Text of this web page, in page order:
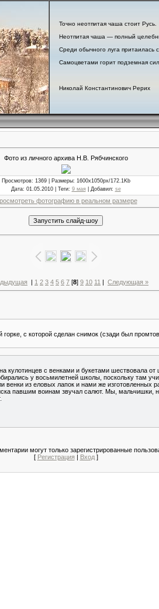
Точно неотпитая чаша стоит Русь.
Неотпитая чаша — полный
Среди обычного луга притаилась
Самоцветами горит подземная
Николай Константинович Рерих
Фото из личного архива Н.В. Рябчинского
Просмотров: 1369 | Размеры: 1600x1050px/172.1Kb
Дата: 01.05.2010 | Теги: 9 мая| Добавил: se
фотографию в реальном размере
| 1 2 3 4 5 6 7 [8] 9 10 11 | Следующая »
с которой сделан снимок (сзади был
кулотинцев с венками и букетами шествовала
у восьмилетней школы, поскольку там
венки из еловых лапок и нами же изготовленных
павшим воинам звучал салют. Мы, мальчишки,
могут только зарегистрированные
[ Регистрация Вход]